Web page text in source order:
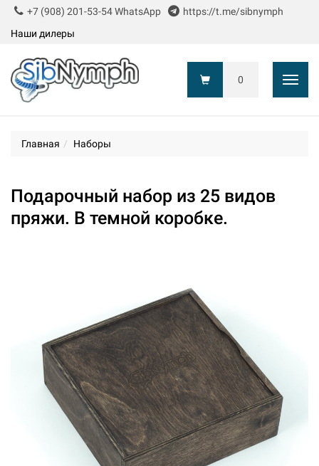
+7 (908) 201-53-54 WhatsApp
https://t.me/sibnymph
Наши дилеры
0
Главная Наборы
Подарочный набор из 25 видов
пряжи. В темной коробке.